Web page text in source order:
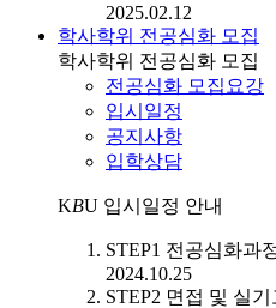
2025.02.12
학사학위 전공심화 모집
학사학위 전공심화 모집
전공심화 모집요강
입시일정
공지사항
입학상담
KBU 입시일정 안내
STEP1 전공심화과
2024.10.25
STEP2 면접 및 실기